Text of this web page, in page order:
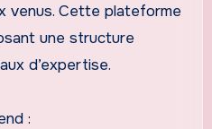
venus. Cette plateforme
une structure
d’expertise.
: